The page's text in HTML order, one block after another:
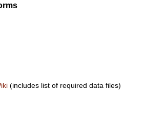
(includes list of required data files)